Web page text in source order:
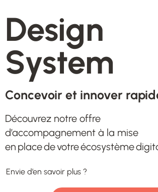
Design
System
Concevoir et innover
Découvrez notre offre
d’accompagnement à la mise
en place de votre écosystème
Envie d’en savoir plus ?